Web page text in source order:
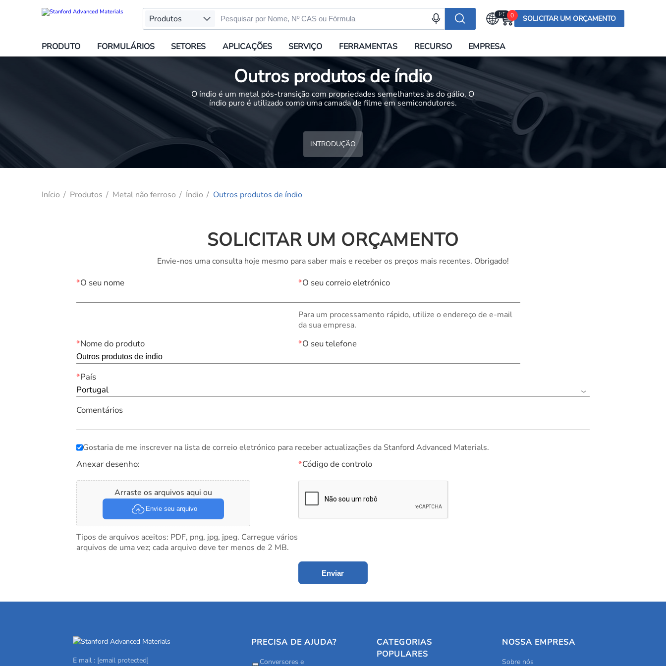
Produtos PT
English (US)
English (UK)
Española
Deutsch
Français
Русский
0 SOLICITAR UM ORÇAMENTO
PRODUTO FORMULÁRIOS SETORES APLICAÇÕES SERVIÇO FERRAMENTAS RECURSO EMPRESA
Outros produtos de índio
O índio é um metal pós-transição com propriedades semelhantes às do gálio. O
índio puro é utilizado como uma camada de filme em semicondutores.
INTRODUÇÃO
Início Produtos Metal não ferroso Índio Outros produtos de índio
SOLICITAR UM ORÇAMENTO
Envie-nos uma consulta hoje mesmo para saber mais e receber os preços mais recentes. Obrigado!
*O seu nome *O seu correio eletrónico
Para um processamento rápido, utilize o endereço de e-mail
da sua empresa.
*Nome do produto *O seu telefone
*País
Portugal
Comentários
Gostaria de me inscrever na lista de correio eletrónico para receber actualizações da Stanford Advanced Materials.
Anexar desenho:
Arraste os arquivos aqui ou
Envie seu arquivo
*Código de controlo
Tipos de arquivos aceitos: PDF, png, jpg, jpeg. Carregue vários
arquivos de uma vez; cada arquivo deve ter menos de 2 MB.
Enviar
E mail : [email protected]
PRECISA DE AJUDA?
Conversores e
CATEGORIAS
POPULARES
NOSSA EMPRESA
Sobre nós